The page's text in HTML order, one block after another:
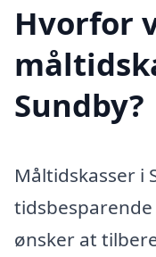
Hvorfor
Sundby?
Måltidskasser i
ønsker at